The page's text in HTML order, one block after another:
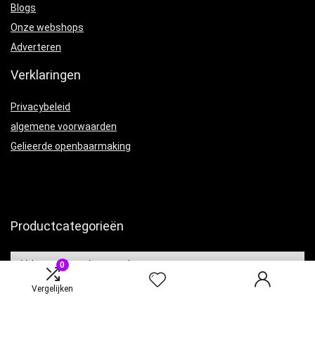
0
Vergelijken
Blogs
Onze webshops
Adverteren
Verklaringen
Privacybeleid
algemene voorwaarden
Gelieerde openbaarmaking
Productcategorieën